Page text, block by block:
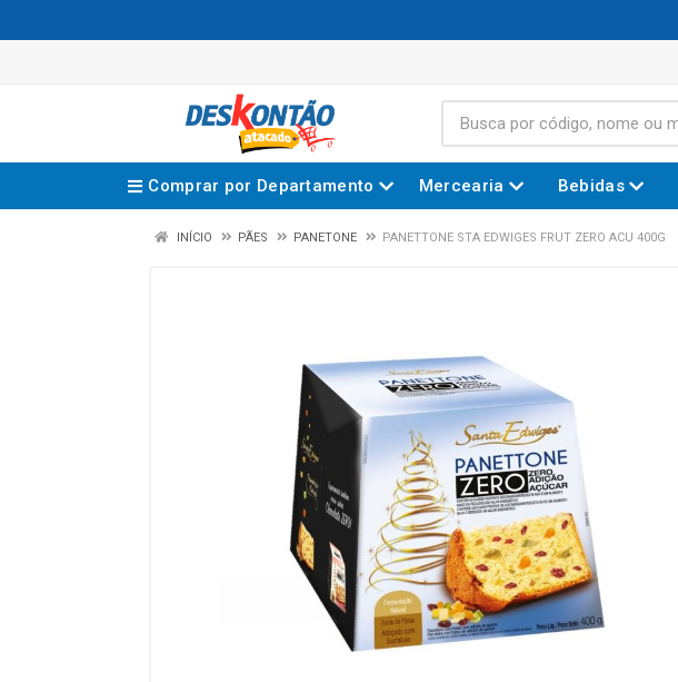
Comprar por Departamento Mercearia Bebidas
INÍCIO PÃES PANETONE PANETTONE STA EDWIGES FRUT ZERO ACU 400G